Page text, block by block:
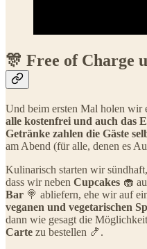
🎊 Free of Charge
Und beim ersten Mal holen wir
alle kostenfrei und auch das
Getränke zahlen die Gäste
am Abend (für alle, denen es
Kulinarisch starten wir
dass wir neben Cupcakes 🧁
Bar 🍭 abliefern, ehe wir auf
veganen und vegetarischen
dann wie gesagt die
Carte zu bestellen 🍤.